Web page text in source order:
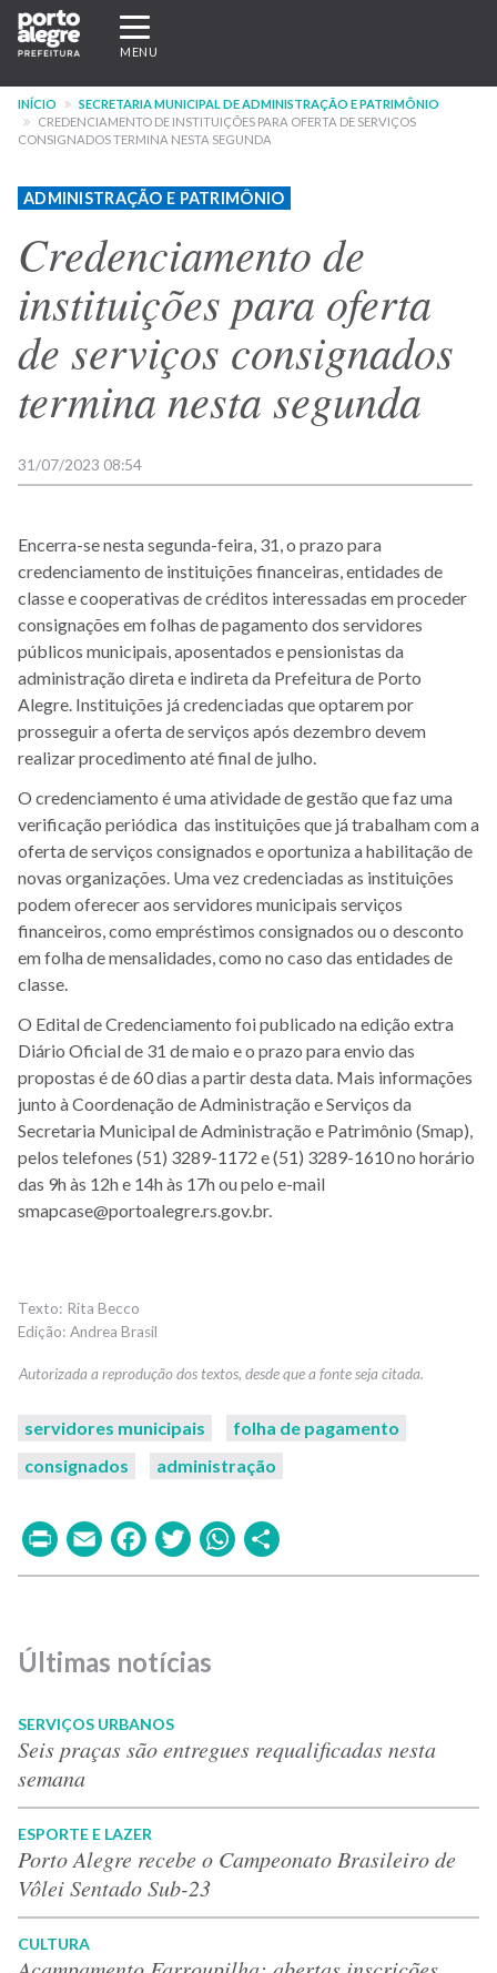
Pular
para
conteúdo
principal
Expandir/recolher
navegação
MENU
INÍCIO
SECRETARIA MUNICIPAL DE ADMINISTRAÇÃO E PATRIMÔNIO
CREDENCIAMENTO DE INSTITUIÇÕES PARA OFERTA DE SERVIÇOS
CONSIGNADOS TERMINA NESTA SEGUNDA
ADMINISTRAÇÃO E PATRIMÔNIO
Credenciamento de
instituições para oferta
de serviços consignados
termina nesta segunda
31/07/2023 08:54
Encerra-se nesta segunda-feira, 31, o prazo para
credenciamento de instituições financeiras, entidades de
classe e cooperativas de créditos interessadas em proceder
consignações em folhas de pagamento dos servidores
públicos municipais, aposentados e pensionistas da
administração direta e indireta da Prefeitura de Porto
Alegre. Instituições já credenciadas que optarem por
prosseguir a oferta de serviços após dezembro devem
realizar procedimento até final de julho.
O credenciamento é uma atividade de gestão que faz uma
verificação periódica das instituições que já trabalham com a
oferta de serviços consignados e oportuniza a habilitação de
novas organizações. Uma vez credenciadas as instituições
podem oferecer aos servidores municipais serviços
financeiros, como empréstimos consignados ou o desconto
em folha de mensalidades, como no caso das entidades de
classe.
O Edital de Credenciamento foi publicado na edição extra
Diário Oficial de 31 de maio e o prazo para envio das
propostas é de 60 dias a partir desta data. Mais informações
junto à Coordenação de Administração e Serviços da
Secretaria Municipal de Administração e Patrimônio (Smap),
pelos telefones (51) 3289-1172 e (51) 3289-1610 no horário
das 9h às 12h e 14h às 17h ou pelo e-mail
smapcase@portoalegre.rs.gov.br.
Rita Becco
Andrea Brasil
servidores municipais
folha de pagamento
consignados
administração
PrintEmailFacebook
TwitterWhatsApp
Últimas notícias
SERVIÇOS URBANOS
Seis praças são entregues requalificadas nesta
semana
ESPORTE E LAZER
Porto Alegre recebe o Campeonato Brasileiro de
Vôlei Sentado Sub-23
CULTURA